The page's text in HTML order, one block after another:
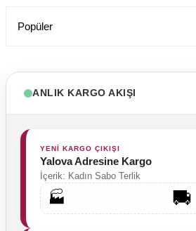
Tesettür Cerrahi Bone Terikoton Kumaş
Labor Medikal Tekstil
Popüler
ANLIK KARGO AKIŞI
YENİ KARGO ÇIKIŞI
Yalova Adresine Kargo
İçerik: Kadın Sabo Terlik
🏭